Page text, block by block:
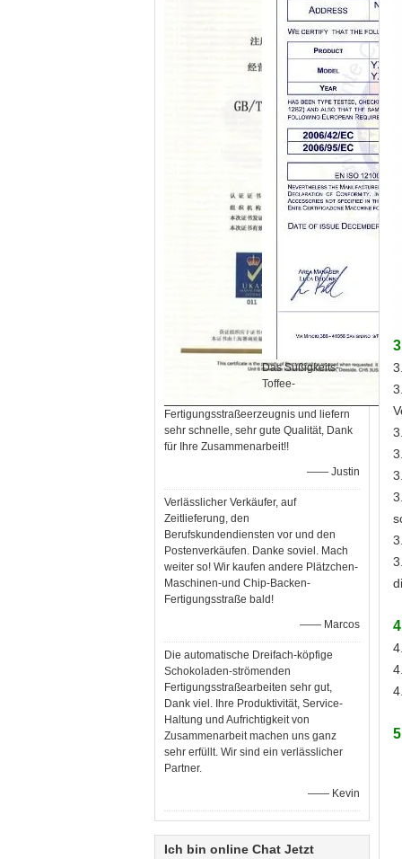
Das Süßigkeits-
Toffee-
Fertigungsstraßeerzeugnis und liefern
sehr schnelle, sehr gute Qualität, Dank
für Ihre Zusammenarbeit!!
—— Justin
Verlässlicher Verkäufer, auf
Zeitlieferung, den
Berufskundendiensten vor und den
Postenverkäufen. Danke soviel. Mach
weiter so! Wir kaufen andere Plätzchen-
Maschinen-und Chip-Backen-
Fertigungsstraße bald!
—— Marcos
Die automatische Dreifach-köpfige
Schokoladen-strömenden
Fertigungsstraßearbeiten sehr gut,
Dank viel. Ihre Produktivität, Service-
Haltung und Aufrichtigkeit von
Zusammenarbeit machen uns ganz
sehr erfüllt. Wir sind ein verlässlicher
Partner.
—— Kevin
Ich bin online Chat Jetzt